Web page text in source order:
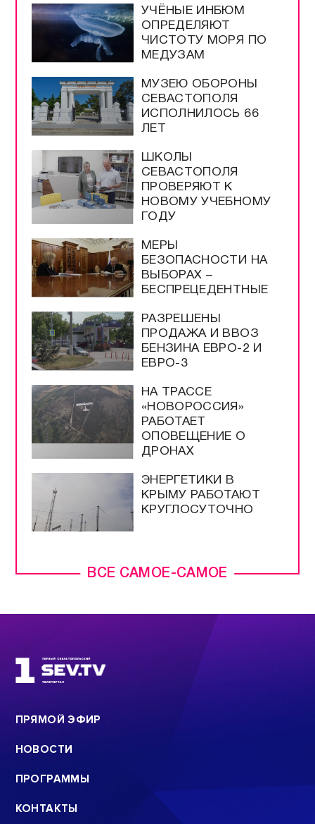
ВСЕ САМОЕ-САМОЕ
УЧЁНЫЕ ИНБЮМ
ОПРЕДЕЛЯЮТ
ЧИСТОТУ МОРЯ ПО
МЕДУЗАМ
МУЗЕЮ ОБОРОНЫ
СЕВАСТОПОЛЯ
ИСПОЛНИЛОСЬ 66
ЛЕТ
ШКОЛЫ
СЕВАСТОПОЛЯ
ПРОВЕРЯЮТ К
НОВОМУ УЧЕБНОМУ
ГОДУ
МЕРЫ
БЕЗОПАСНОСТИ НА
ВЫБОРАХ –
БЕСПРЕЦЕДЕНТНЫЕ
РАЗРЕШЕНЫ
ПРОДАЖА И ВВОЗ
БЕНЗИНА ЕВРО-2 И
ЕВРО-3
НА ТРАССЕ
«НОВОРОССИЯ»
РАБОТАЕТ
ОПОВЕЩЕНИЕ О
ДРОНАХ
ЭНЕРГЕТИКИ В
КРЫМУ РАБОТАЮТ
КРУГЛОСУТОЧНО
ПРЯМОЙ ЭФИР
НОВОСТИ
ПРОГРАММЫ
КОНТАКТЫ